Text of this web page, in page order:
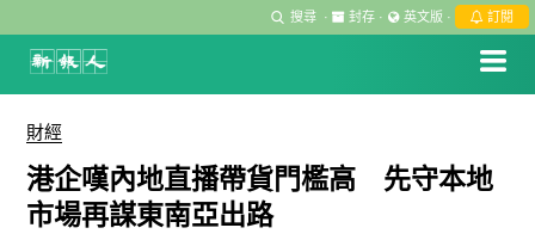
搜尋 · 封存 · 英文版 · 訂閱
財經
港企嘆內地直播帶貨門檻高 先守本地
市場再謀東南亞出路